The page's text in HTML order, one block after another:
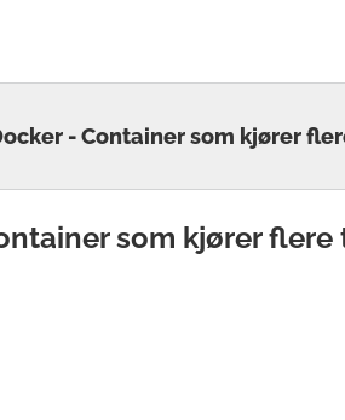
- Container som kjører
som kjører flere